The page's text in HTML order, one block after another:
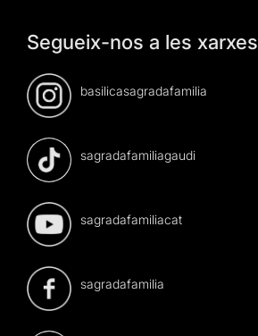
Segueix-nos a les xarxes
basilicasagradafamilia
sagradafamiliagaudi
sagradafamiliacat
sagradafamilia